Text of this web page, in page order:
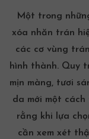
Một trong
xóa nhăn trán
các cơ vùng
hình thành. Quy
mịn màng, tươi
da mới một cách
rằng khi lựa
cần xem xét